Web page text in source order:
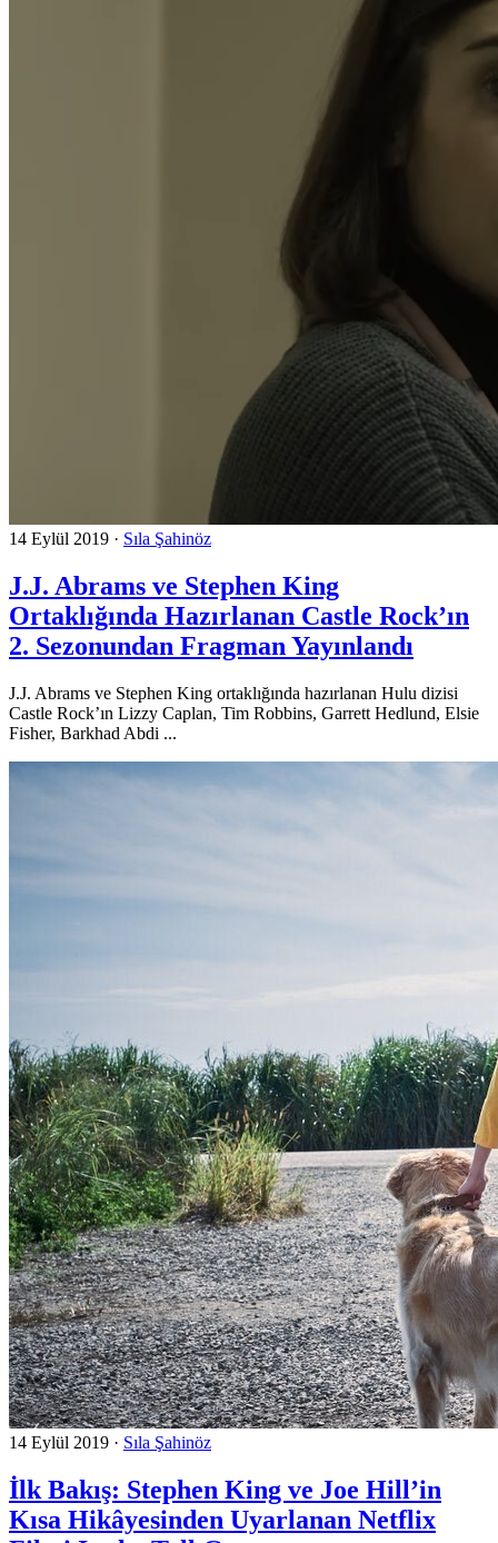
14 Eylül 2019 · Sıla Şahinöz
J.J. Abrams ve Stephen King
Ortaklığında Hazırlanan Castle Rock’ın
2. Sezonundan Fragman Yayınlandı
J.J. Abrams ve Stephen King ortaklığında hazırlanan Hulu dizisi
Castle Rock’ın Lizzy Caplan, Tim Robbins, Garrett Hedlund, Elsie
Fisher, Barkhad Abdi ...
14 Eylül 2019 · Sıla Şahinöz
İlk Bakış: Stephen King ve Joe Hill’in
Kısa Hikâyesinden Uyarlanan Netflix